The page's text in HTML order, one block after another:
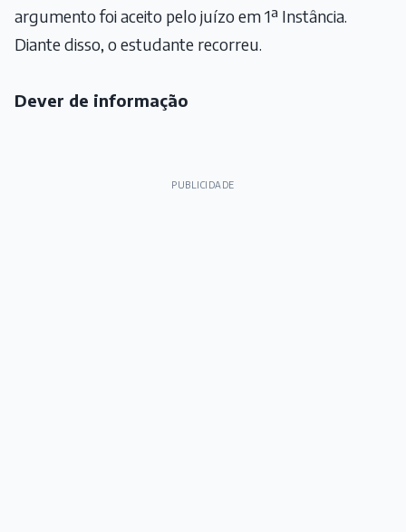
argumento foi aceito pelo juízo em 1ª Instância.
Diante disso, o estudante recorreu.
Dever de informação
PUBLICIDADE